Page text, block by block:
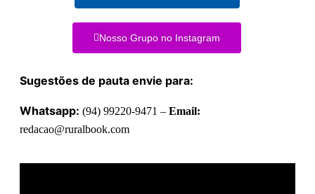
Nosso Grupo no Instagram
Sugestões de pauta envie para:
Whatsapp: (94) 99220-9471 – Email:
redacao@ruralbook.com